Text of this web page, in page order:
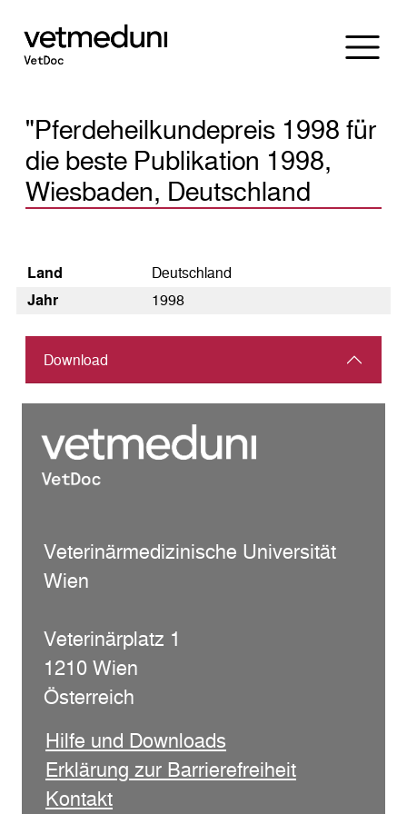
"Pferdeheilkundepreis 1998 für
die beste Publikation 1998,
Wiesbaden, Deutschland
Land
Deutschland
Jahr
1998
Download
Veterinärmedizinische Universität
Wien
Veterinärplatz 1
1210 Wien
Österreich
Hilfe und Downloads
Erklärung zur Barrierefreiheit
Kontakt